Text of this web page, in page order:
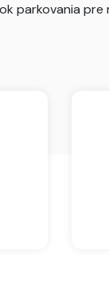
parkovania pre